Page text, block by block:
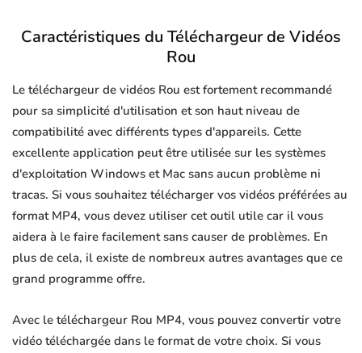
Caractéristiques du Téléchargeur de Vidéos
Rou
Le téléchargeur de vidéos Rou est fortement recommandé
pour sa simplicité d'utilisation et son haut niveau de
compatibilité avec différents types d'appareils. Cette
excellente application peut être utilisée sur les systèmes
d'exploitation Windows et Mac sans aucun problème ni
tracas. Si vous souhaitez télécharger vos vidéos préférées au
format MP4, vous devez utiliser cet outil utile car il vous
aidera à le faire facilement sans causer de problèmes. En
plus de cela, il existe de nombreux autres avantages que ce
grand programme offre.
Avec le téléchargeur Rou MP4, vous pouvez convertir votre
vidéo téléchargée dans le format de votre choix. Si vous